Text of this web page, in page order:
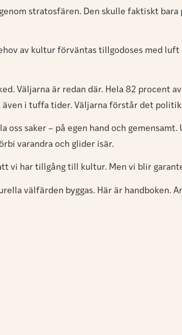
stratosfären. Den skulle faktiskt
av kultur förväntas tillgodoses med
Väljarna är redan där. Hela 82 procent
i tuffa tider. Väljarna förstår det
saker – på egen hand och gemensamt.
varandra och glider isär.
vi har tillgång till kultur. Men vi blir
välfärden byggas. Här är handboken.